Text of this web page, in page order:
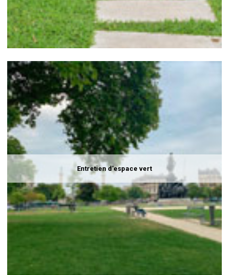
Entretien d'espace vert